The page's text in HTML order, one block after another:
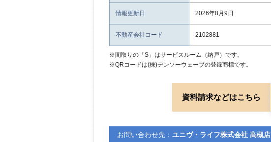
情報更新日 2026年8月9日
不動産会社コード 2102881
※間取りの「S」はサービスルーム（納戸）です。
※QRコードは(株)デンソーウェーブの登録商標です。
資料請求などはこちら
お問い合わせ先： ユニヴ・ライフ株式会社 高槻店